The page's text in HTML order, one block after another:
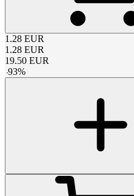
1.28 EUR
1.28 EUR
19.50 EUR
-93%